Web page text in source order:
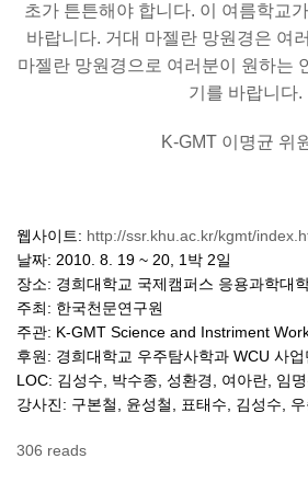
초가 튼튼해야 합니다. 이 여름학교
바랍니다. 거대 마젤란 망원경은 여
마젤란 망원경으로 여러분이 원하는
기를 바랍니다.
K-GMT 이명균 위
웹사이트: http://ssr.khu.ac.kr/kgmt/
날짜: 2010. 8. 19 ~ 20, 1박 2일
장소: 경희대학교 국제캠퍼스 응용과학대
주최: 한국천문연구원
주관: K-GMT Science and Instriment
후원: 경희대학교 우주탐사학과 WCU 사
LOC: 김성수, 박수종, 성환경, 여아란, 임명
강사진: 구본철, 윤성철, 표태수, 김성수,
306 reads